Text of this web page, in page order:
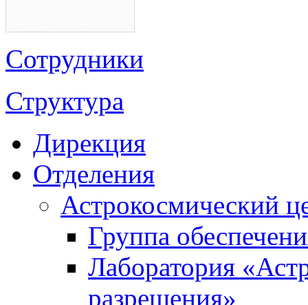
Сотрудники
Структура
Дирекция
Отделения
Астрокосмический
Группа
Лаборатория
разрешения»